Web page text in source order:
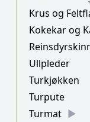
Krus og
Kokekar og
Ullpleder
Turkjøkken
Turpute
Turmat